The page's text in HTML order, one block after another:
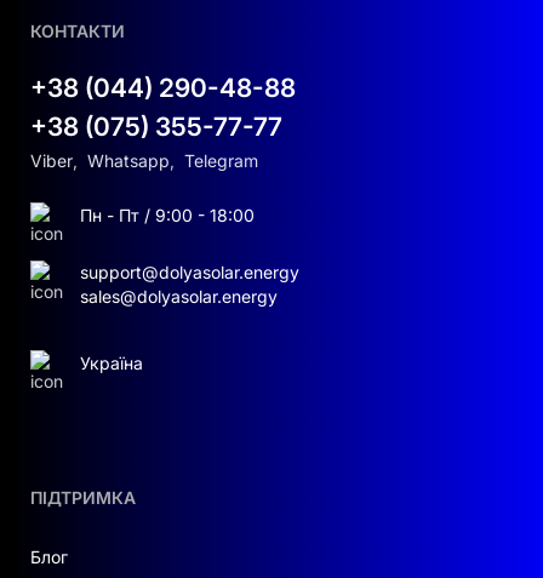
ПІДТРИМКА
Блог
КОНТАКТИ
+38 (044) 290-48-88
+38 (075) 355-77-77
Viber, Whatsapp, Telegram
Пн - Пт / 9:00 - 18:00
support@dolyasolar.energy
sales@dolyasolar.energy
Україна